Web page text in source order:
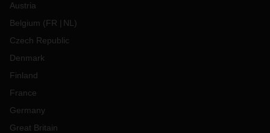
Austria
Belgium (FR NL )
Czech Republic
Denmark
Finland
France
Germany
Great Britain